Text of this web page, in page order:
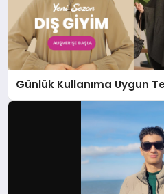
Günlük Kullanıma Uygun